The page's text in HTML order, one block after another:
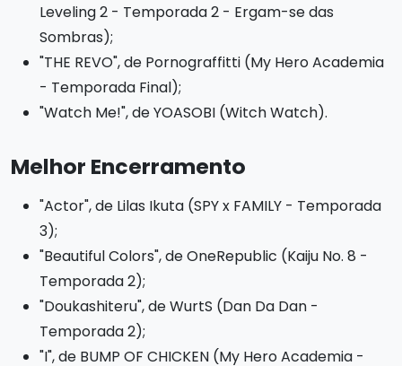
Leveling 2 - Temporada 2 - Ergam-se das
Sombras);
"THE REVO", de Pornograffitti (My Hero Academia
- Temporada Final);
"Watch Me!", de YOASOBI (Witch Watch).
Melhor Encerramento
"Actor", de Lilas Ikuta (SPY x FAMILY - Temporada
3);
"Beautiful Colors", de OneRepublic (Kaiju No. 8 -
Temporada 2);
"Doukashiteru", de WurtS (Dan Da Dan -
Temporada 2);
"I", de BUMP OF CHICKEN (My Hero Academia -